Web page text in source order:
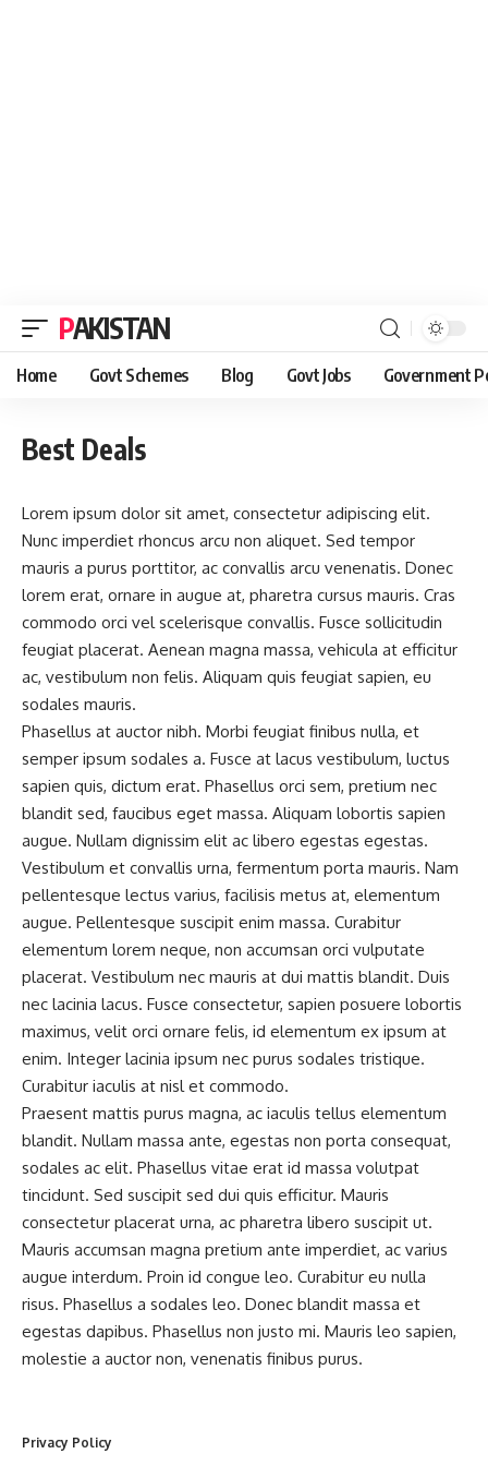
PAKISTAN
Home Govt Schemes Blog Govt Jobs Government
Best Deals
Lorem ipsum dolor sit amet, consectetur adipiscing elit.
Nunc imperdiet rhoncus arcu non aliquet. Sed tempor
mauris a purus porttitor, ac convallis arcu venenatis. Donec
lorem erat, ornare in augue at, pharetra cursus mauris. Cras
commodo orci vel scelerisque convallis. Fusce sollicitudin
feugiat placerat. Aenean magna massa, vehicula at efficitur
ac, vestibulum non felis. Aliquam quis feugiat sapien, eu
sodales mauris.
Phasellus at auctor nibh. Morbi feugiat finibus nulla, et
semper ipsum sodales a. Fusce at lacus vestibulum, luctus
sapien quis, dictum erat. Phasellus orci sem, pretium nec
blandit sed, faucibus eget massa. Aliquam lobortis sapien
augue. Nullam dignissim elit ac libero egestas egestas.
Vestibulum et convallis urna, fermentum porta mauris. Nam
pellentesque lectus varius, facilisis metus at, elementum
augue. Pellentesque suscipit enim massa. Curabitur
elementum lorem neque, non accumsan orci vulputate
placerat. Vestibulum nec mauris at dui mattis blandit. Duis
nec lacinia lacus. Fusce consectetur, sapien posuere lobortis
maximus, velit orci ornare felis, id elementum ex ipsum at
enim. Integer lacinia ipsum nec purus sodales tristique.
Curabitur iaculis at nisl et commodo.
Praesent mattis purus magna, ac iaculis tellus elementum
blandit. Nullam massa ante, egestas non porta consequat,
sodales ac elit. Phasellus vitae erat id massa volutpat
tincidunt. Sed suscipit sed dui quis efficitur. Mauris
consectetur placerat urna, ac pharetra libero suscipit ut.
Mauris accumsan magna pretium ante imperdiet, ac varius
augue interdum. Proin id congue leo. Curabitur eu nulla
risus. Phasellus a sodales leo. Donec blandit massa et
egestas dapibus. Phasellus non justo mi. Mauris leo sapien,
molestie a auctor non, venenatis finibus purus.
Privacy Policy